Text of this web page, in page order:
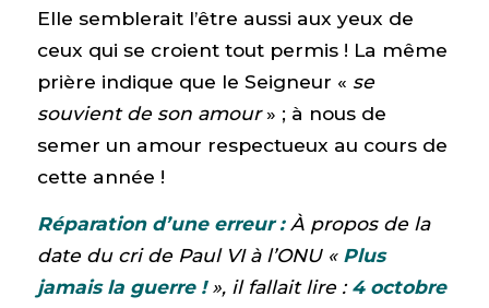
Elle semblerait l’être aussi aux yeux de
ceux qui se croient tout permis ! La même
prière indique que le Seigneur « se
souvient de son amour» ; à nous de
semer un amour respectueux au cours de
cette année !
Réparation d’une erreur :À propos de la
date du cri de Paul VI à l’ONU « Plus
jamais la guerre !», il fallait lire :4 octobre